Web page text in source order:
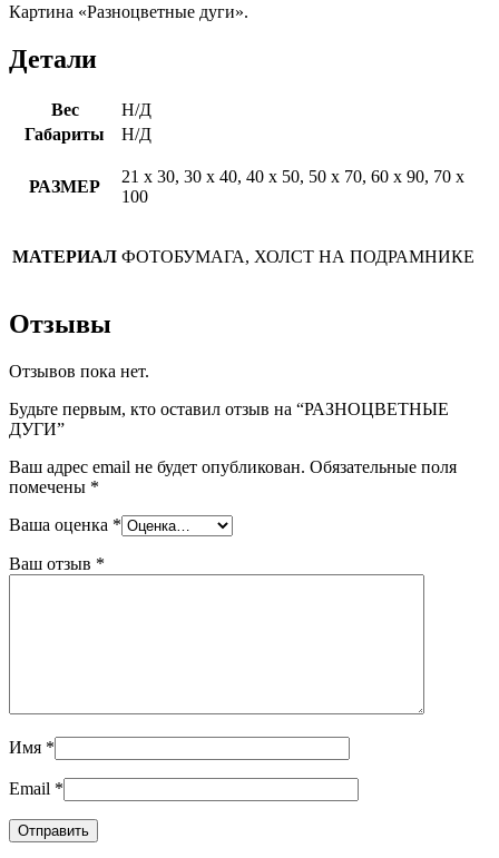
Картина «Разноцветные дуги».
Детали
Вес
Н/Д
Габариты
Н/Д
РАЗМЕР
21 х 30, 30 х 40, 40 х 50, 50 х 70, 60 х 90, 70 х
100
МАТЕРИАЛ ФОТОБУМАГА, ХОЛСТ НА ПОДРАМНИКЕ
Отзывы
Отзывов пока нет.
Будьте первым, кто оставил отзыв на “РАЗНОЦВЕТНЫЕ
ДУГИ”
Ваш адрес email не будет опубликован. Обязательные поля
помечены *
Ваша оценка *
Ваш отзыв *
Имя *
Email *